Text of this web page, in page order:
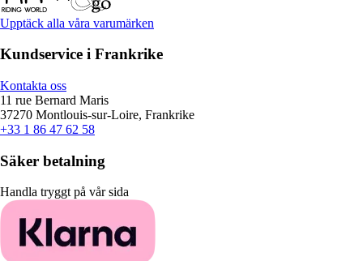
Upptäck alla våra varumärken
Kundservice i Frankrike
Kontakta oss
11 rue Bernard Maris
37270 Montlouis-sur-Loire, Frankrike
+33 1 86 47 62 58
Säker betalning
Handla tryggt på vår sida